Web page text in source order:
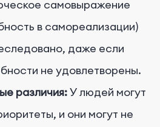
самовыражение
в самореализации)
даже если
не удовлетворены.
различия:У людей могут
и они могут не